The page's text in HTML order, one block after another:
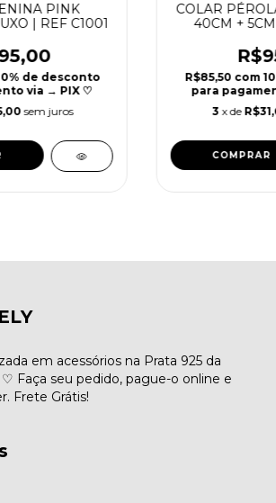
PINK
| REF C1001
de desconto
via → PIX ♡
sem juros
COLAR
40CM +
R$85,50 com
para
3 x de
em acessórios na Prata 925 da
Faça seu pedido, pague-o online e
Frete Grátis!